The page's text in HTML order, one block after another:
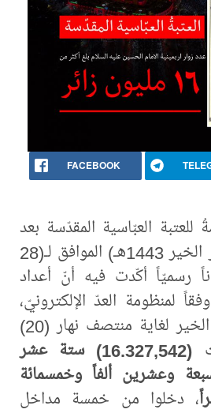
FACEBOOK
للعتبة العبّاسية المقدّسة بعد
ظهر اليوم (20 صفر الخير 1443هـ) الموافق لـ(28
بياناً رسميّاً أكّدت فيه أنّ أعداد
لمنظومة العدّ الإلكترونيّ،
للمدّة من (7) صفر الخير لغاية منتصف نهار (20)
(16.327,542)
ستة عشر
وعشرين ألفاً وخمسمائة
، دخلوا من خمسة مداخل